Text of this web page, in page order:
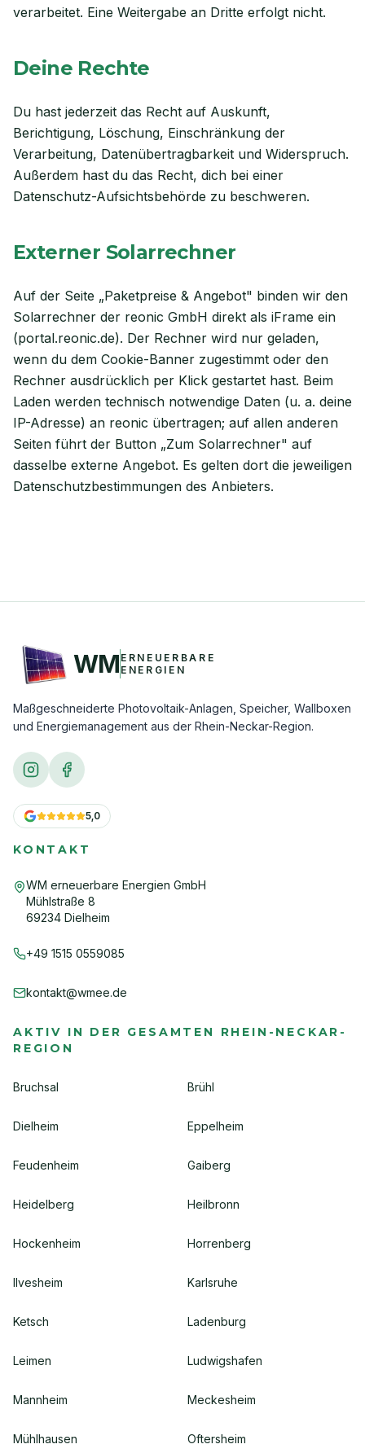
verarbeitet. Eine Weitergabe an Dritte erfolgt nicht.
Deine Rechte
Du hast jederzeit das Recht auf Auskunft,
Berichtigung, Löschung, Einschränkung der
Verarbeitung, Datenübertragbarkeit und Widerspruch.
Außerdem hast du das Recht, dich bei einer
Datenschutz-Aufsichtsbehörde zu beschweren.
Externer Solarrechner
Auf der Seite „Paketpreise & Angebot" binden wir den
Solarrechner der reonic GmbH direkt als iFrame ein
(portal.reonic.de). Der Rechner wird nur geladen,
wenn du dem Cookie-Banner zugestimmt oder den
Rechner ausdrücklich per Klick gestartet hast. Beim
Laden werden technisch notwendige Daten (u. a. deine
IP-Adresse) an reonic übertragen; auf allen anderen
Seiten führt der Button „Zum Solarrechner" auf
dasselbe externe Angebot. Es gelten dort die jeweiligen
Datenschutzbestimmungen des Anbieters.
WM ERNEUERBARE
ENERGIEN
Maßgeschneiderte Photovoltaik-Anlagen, Speicher, Wallboxen
und Energiemanagement aus der Rhein-Neckar-Region.
5,0
KONTAKT
WM erneuerbare Energien GmbH
Mühlstraße 8
69234 Dielheim
+49 1515 0559085
kontakt@wmee.de
AKTIV IN DER GESAMTEN RHEIN-NECKAR-
REGION
Bruchsal Brühl
Dielheim Eppelheim
Feudenheim Gaiberg
Heidelberg Heilbronn
Hockenheim Horrenberg
Ilvesheim Karlsruhe
Ketsch Ladenburg
Leimen Ludwigshafen
Mannheim Meckesheim
Mühlhausen Oftersheim